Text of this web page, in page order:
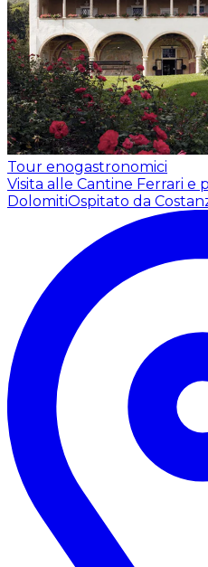
Tour enogastronomici
Visita alle Cantine Ferrari e
DolomitiOspitato da